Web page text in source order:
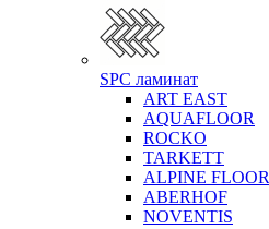
SPC ламинат
ART EAST
AQUAFLOOR
ROCKO
TARKETT
ALPINE FLOOR
ABERHOF
NOVENTIS